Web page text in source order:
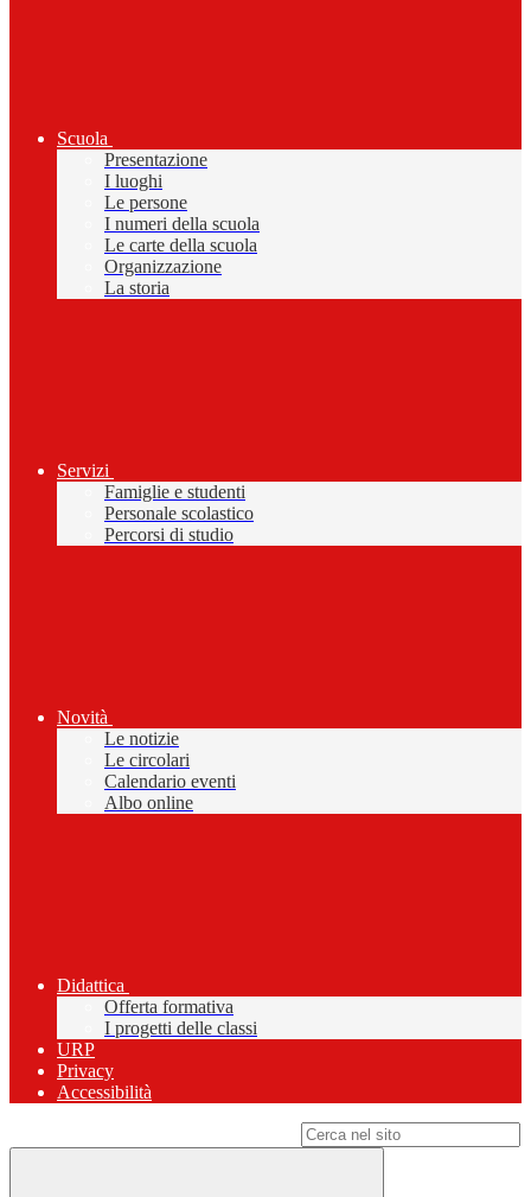
Scuola
Presentazione
I luoghi
Le persone
I numeri della scuola
Le carte della scuola
Organizzazione
La storia
Servizi
Famiglie e studenti
Personale scolastico
Percorsi di studio
Novità
Le notizie
Le circolari
Calendario eventi
Albo online
Didattica
Offerta formativa
I progetti delle classi
URP
Privacy
Accessibilità